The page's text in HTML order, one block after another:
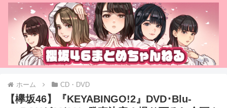
ホーム CD・DVD
【欅坂46】『KEYABINGO!2』DVD･Blu-